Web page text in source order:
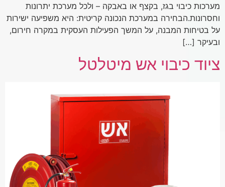
מערכות כיבוי בגז, בקצף או באבקה – ולכל מערכת יתרונות
וחסרונות.הבחירה במערכת הנכונה קריטית: היא משפיעה ישירות
על בטיחות המבנה, על המשך הפעילות העסקית במקרה חירום,
ובעיקר […]
ציוד כיבוי אש מיטלטל